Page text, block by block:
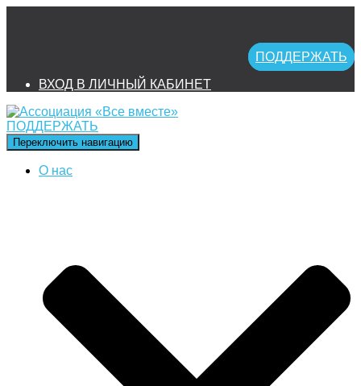
ПОДДЕРЖАТЬ
ВХОД В ЛИЧНЫЙ КАБИНЕТ
ПОДДЕРЖАТЬ
Переключить навигацию
О нас